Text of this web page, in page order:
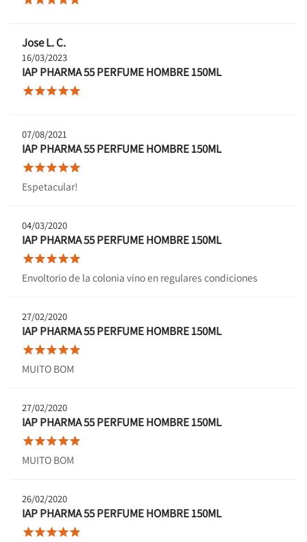
Jose L. C.
16/03/2023
IAP PHARMA 55 PERFUME HOMBRE 150ML

07/08/2021
IAP PHARMA 55 PERFUME HOMBRE 150ML

Espetacular!
04/03/2020
IAP PHARMA 55 PERFUME HOMBRE 150ML

Envoltorio de la colonia vino en regulares condiciones
27/02/2020
IAP PHARMA 55 PERFUME HOMBRE 150ML

MUITO BOM
27/02/2020
IAP PHARMA 55 PERFUME HOMBRE 150ML

MUITO BOM
26/02/2020
IAP PHARMA 55 PERFUME HOMBRE 150ML
